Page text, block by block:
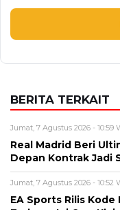
Alamat email tidak